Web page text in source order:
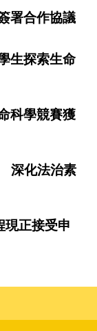
署合作協議
生探索生命
科學競賽獲
深化法治素
現正接受申